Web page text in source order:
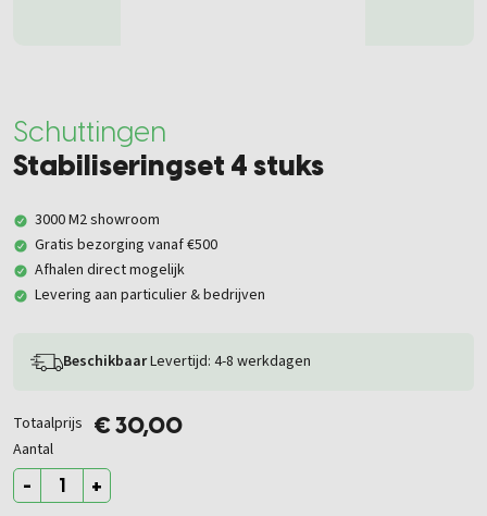
Schuttingen
Stabiliseringset 4 stuks
3000 M2 showroom
Gratis bezorging vanaf €500
Afhalen direct mogelijk
Levering aan particulier & bedrijven
BeschikbaarLevertijd: 4-8 werkdagen
Totaalprijs € 30,00
Aantal
- +